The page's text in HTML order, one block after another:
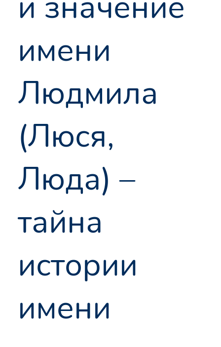
имени
Людмила
(Люся,
Люда) –
тайна
истории
имени